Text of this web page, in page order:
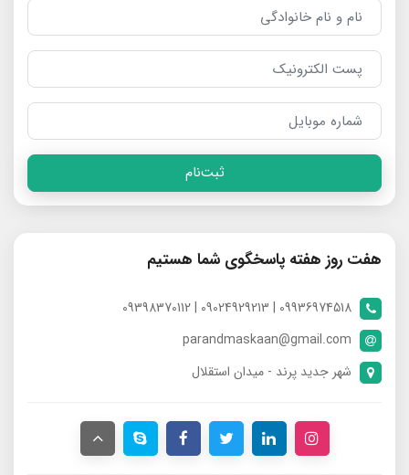
ثبت‌نام
هفت روز هفته پاسخگوی شما هستیم
09936974518 | 09024929213 | 09398370112
parandmaskaan@gmail.com
شهر جدید پرند - میدان استقلال